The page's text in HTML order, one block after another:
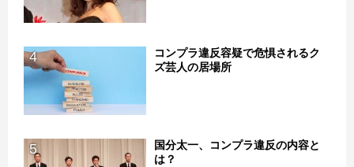
4
コンプラ違反容疑で危惧されるク
ズ芸人の居場所
5
国分太一、コンプラ違反の内容と
は？